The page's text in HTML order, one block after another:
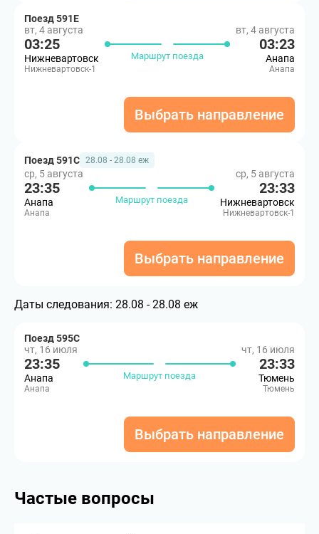
Поезд 591Е
вт, 4 августа
03:25
Нижневартовск
Нижневартовск-1
Маршрут поезда
вт, 4 августа
03:23
Анапа
Анапа
Выбрать направление
Поезд 591С 28.08 - 28.08 еж
ср, 5 августа
23:35
Анапа
Анапа
Маршрут поезда
ср, 5 августа
23:33
Нижневартовск
Нижневартовск-1
Выбрать направление
Даты следования: 28.08 - 28.08 еж
Поезд 595С
чт, 16 июля
23:35
Анапа
Анапа
Маршрут поезда
чт, 16 июля
23:33
Тюмень
Тюмень
Выбрать направление
Частые вопросы